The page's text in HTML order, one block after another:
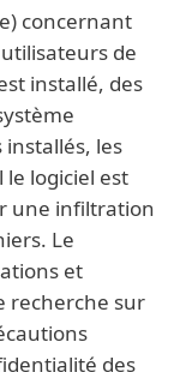
concernant
de
installé, des
installés, les
le logiciel est
une infiltration
Le
et
recherche sur
des